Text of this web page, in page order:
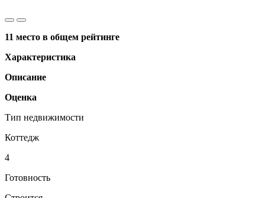
11 место в общем рейтинге
Характеристика
Описание
Оценка
Тип недвижимости
Коттедж
4
Готовность